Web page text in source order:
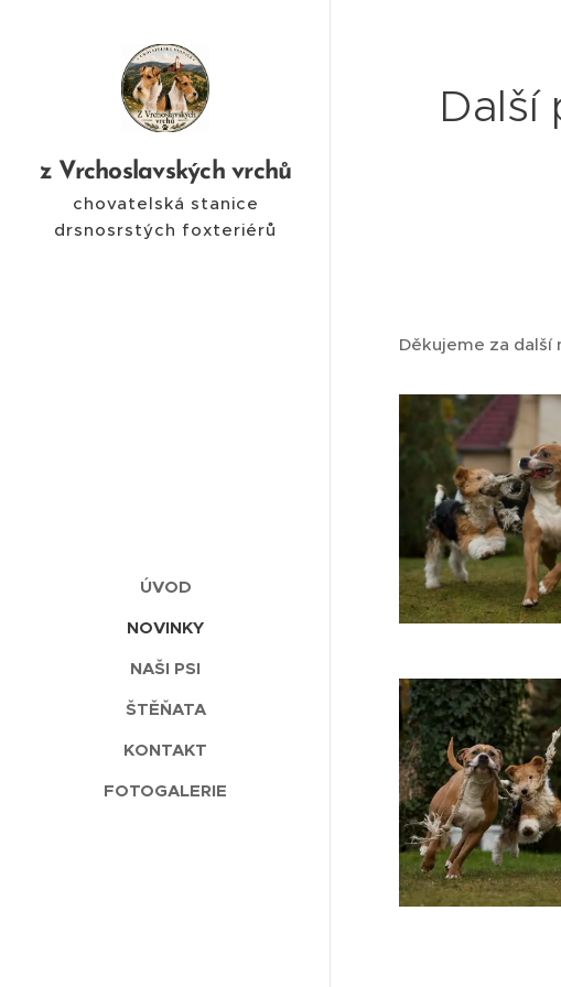
z Vrchoslavských vrchů
chovatelská stanice
drsnosrstých foxteriérů
ÚVOD
NOVINKY
NAŠI PSI
ŠTĚŇATA
KONTAKT
FOTOGALERIE
Další
Děkujeme za další